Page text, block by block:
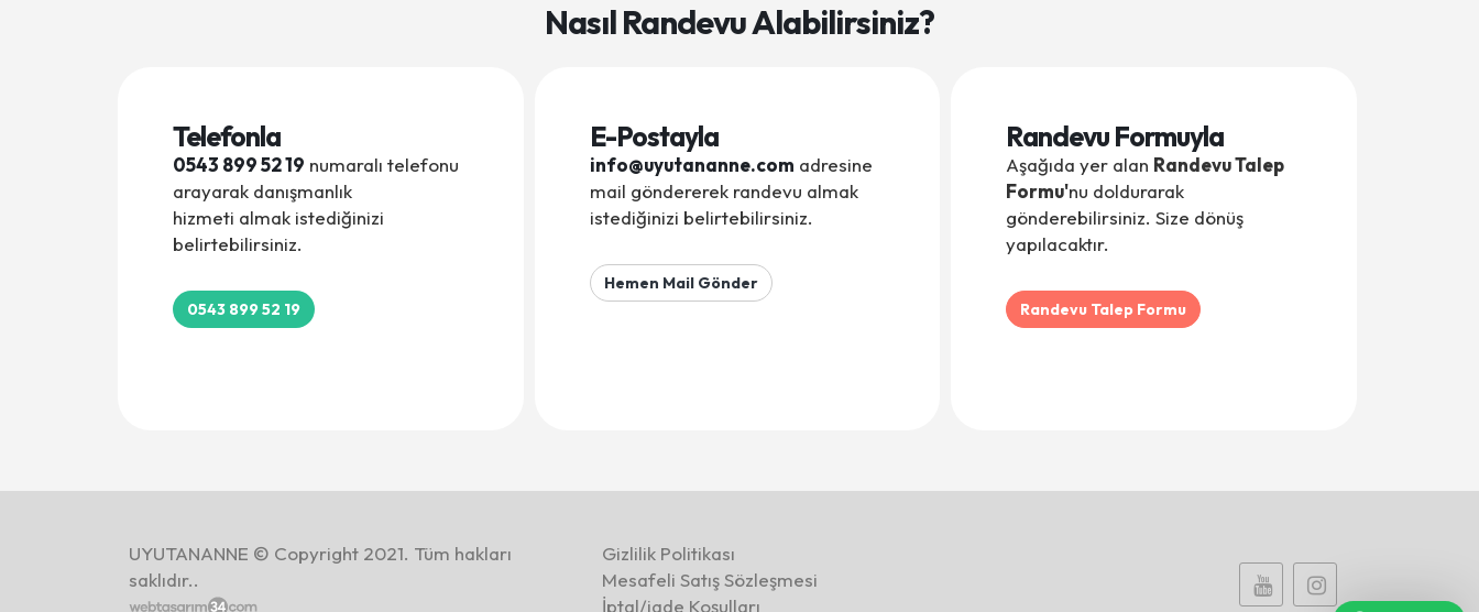
Seda Ak - Asel
Sedef Kutlu - Hüseyin
Nagehan Çetintaş - Kutay
Özlem Şerbetçi - Öykü
Nasıl Randevu Alabilirsiniz?
Telefonla
0543 899 52 19 numaralı telefonu
arayarak danışmanlık
hizmeti almak istediğinizi
belirtebilirsiniz.
0543 899 52 19
E-Postayla
info@uyutananne.com adresine
mail göndererek randevu almak
istediğinizi belirtebilirsiniz.
Hemen Mail Gönder
Randevu Formuyla
Aşağıda yer alan Randevu Talep
Formu'nu doldurarak
gönderebilirsiniz. Size dönüş
yapılacaktır.
Randevu Talep Formu
UYUTANANNE © Copyright 2021. Tüm hakları
saklıdır..
Gizlilik Politikası
Mesafeli Satış Sözleşmesi
İptal/iade Koşulları